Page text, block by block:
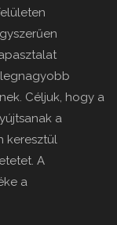
Céljuk, hogy a
a
keresztül
A
a